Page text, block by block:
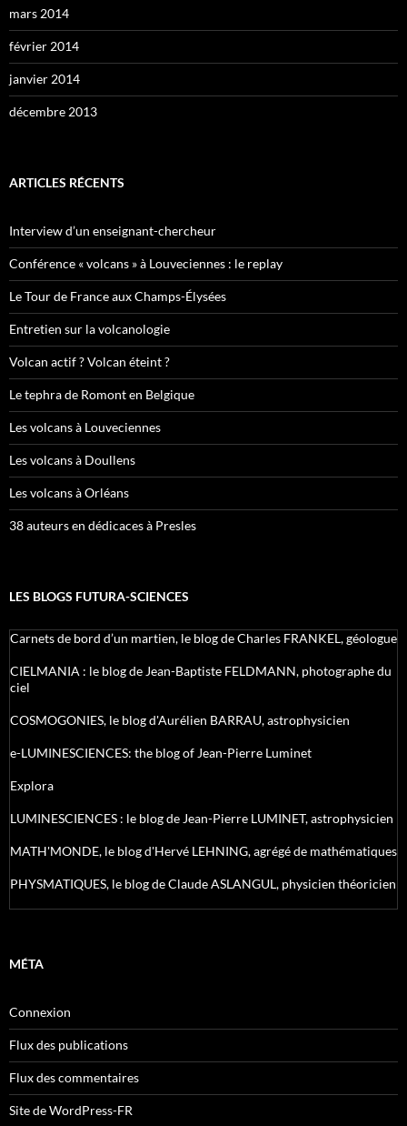
mars 2014
février 2014
janvier 2014
décembre 2013
ARTICLES RÉCENTS
Interview d’un enseignant-chercheur
Conférence « volcans » à Louveciennes : le replay
Le Tour de France aux Champs-Élysées
Entretien sur la volcanologie
Volcan actif ? Volcan éteint ?
Le tephra de Romont en Belgique
Les volcans à Louveciennes
Les volcans à Doullens
Les volcans à Orléans
38 auteurs en dédicaces à Presles
LES BLOGS FUTURA-SCIENCES
Carnets de bord d’un martien, le blog de Charles FRANKEL, géologue
CIELMANIA : le blog de Jean-Baptiste FELDMANN, photographe du
ciel
COSMOGONIES, le blog d'Aurélien BARRAU, astrophysicien
e-LUMINESCIENCES: the blog of Jean-Pierre Luminet
Explora
LUMINESCIENCES : le blog de Jean-Pierre LUMINET, astrophysicien
MATH'MONDE, le blog d'Hervé LEHNING, agrégé de mathématiques
PHYSMATIQUES, le blog de Claude ASLANGUL, physicien théoricien
MÉTA
Connexion
Flux des publications
Flux des commentaires
Site de WordPress-FR